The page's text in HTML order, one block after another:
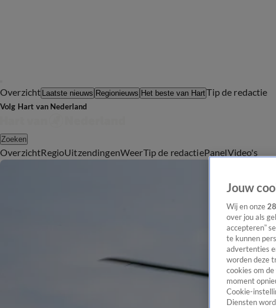
Overzicht Laatste nieuws Regionieuws Het beste van HartTip de redactie
Volg Hart van Nederland
Zoeken
OverzichtRegioUitzendingenWeerTip de redactiePanelVideo's
Jouw
Wij en onze 28
over jou als
accepteren”
te kunnen
advertenties
worden deze
cookies om
moment
Cookie-
Diensten